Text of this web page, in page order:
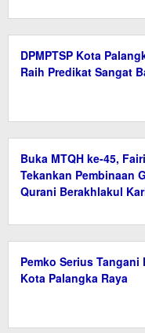
DPMPTSP Kota
Raih Predikat Sangat
Buka MTQH ke-45,
Tekankan Pembinaan
Qurani Berakhlakul
Pemko Serius Tangani
Kota Palangka Raya